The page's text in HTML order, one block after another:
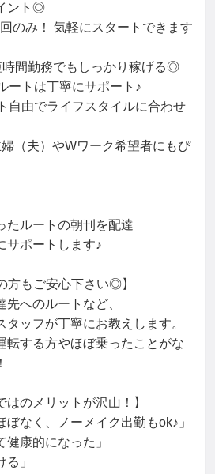
ント◎
のみ！ 気軽にスタートできます
時間勤務でもしっかり稼げる◎
ートは丁寧にサポート♪
自由でライフスタイルに合わせ
（夫）やWワーク希望者にもぴ
たルートの朝刊を配達
サポートします♪
方もご安心下さい◎】
へのルートなど、
ッフが丁寧にお教えします。
する方やほぼ乗ったことがな
はのメリットが沢山！】
ぼなく、ノーメイク出勤もok♪」
健康的になった」
る」